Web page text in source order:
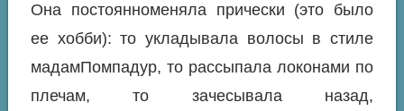
Она постоянноменяла прически (это было
ее хобби): то укладывала волосы в стиле
мадамПомпадур, то рассыпала локонами по
плечам, то зачесывала назад,